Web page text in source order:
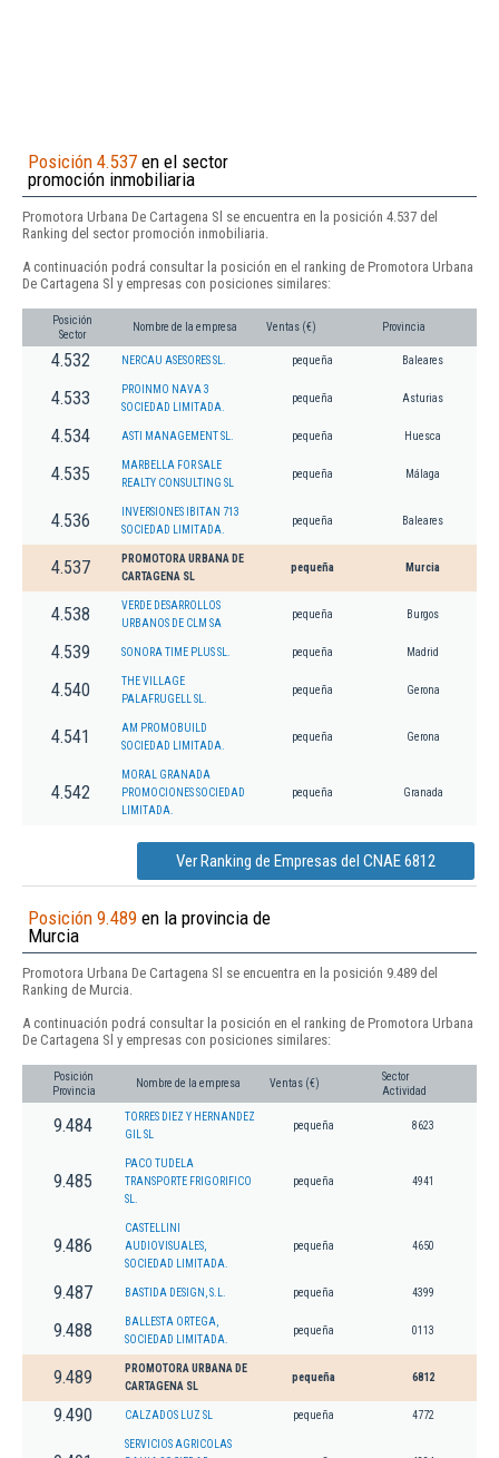
Posición 4.537 en el sector
promoción inmobiliaria
Promotora Urbana De Cartagena Sl se encuentra en la posición 4.537 del
Ranking del sector promoción inmobiliaria.
A continuación podrá consultar la posición en el ranking de Promotora Urbana
De Cartagena Sl y empresas con posiciones similares:
Posición
Sector
Nombre de la empresa Ventas (€) Provincia
4.532 NERCAU ASESORES SL. pequeña Baleares
4.533
PROINMO NAVA 3
SOCIEDAD LIMITADA.
pequeña Asturias
4.534 ASTI MANAGEMENT SL. pequeña Huesca
4.535
MARBELLA FOR SALE
REALTY CONSULTING SL
pequeña Málaga
4.536
INVERSIONES IBITAN 713
SOCIEDAD LIMITADA.
pequeña Baleares
4.537
PROMOTORA URBANA DE
CARTAGENA SL
pequeña Murcia
4.538
VERDE DESARROLLOS
URBANOS DE CLM SA
pequeña Burgos
4.539 SONORA TIME PLUS SL. pequeña Madrid
4.540
THE VILLAGE
PALAFRUGELL SL.
pequeña Gerona
4.541
AM PROMOBUILD
SOCIEDAD LIMITADA.
pequeña Gerona
4.542
MORAL GRANADA
PROMOCIONES SOCIEDAD
LIMITADA.
pequeña Granada
Ver Ranking de Empresas del CNAE 6812
Posición 9.489 en la provincia de
Murcia
Promotora Urbana De Cartagena Sl se encuentra en la posición 9.489 del
Ranking de Murcia.
A continuación podrá consultar la posición en el ranking de Promotora Urbana
De Cartagena Sl y empresas con posiciones similares:
Posición
Provincia
Nombre de la empresa Ventas (€)
Sector
Actividad
9.484
TORRES DIEZ Y HERNANDEZ
GIL SL
pequeña 8623
9.485
PACO TUDELA
TRANSPORTE FRIGORIFICO
SL.
pequeña 4941
9.486
CASTELLINI
AUDIOVISUALES,
SOCIEDAD LIMITADA.
pequeña 4650
9.487 BASTIDA DESIGN, S.L. pequeña 4399
9.488
BALLESTA ORTEGA,
SOCIEDAD LIMITADA.
pequeña 0113
9.489
PROMOTORA URBANA DE
CARTAGENA SL
pequeña 6812
9.490 CALZADOS LUZ SL pequeña 4772
SERVICIOS AGRICOLAS